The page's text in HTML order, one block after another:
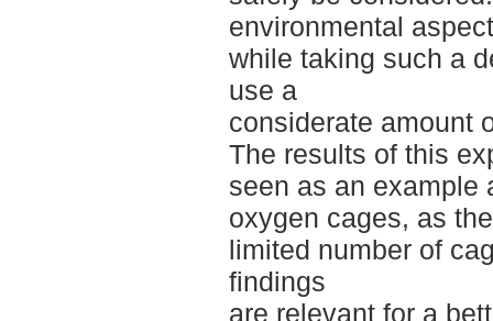
environmental
while taking such a
use a
considerate amount
The results of this
seen as an example
oxygen cages, as
limited number of
findings
are relevant for a